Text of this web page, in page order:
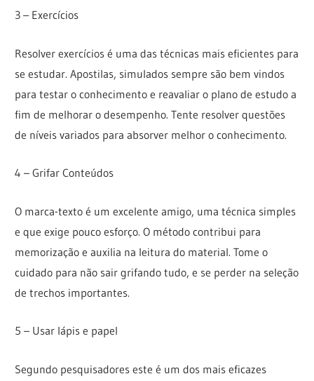
3 – Exercícios
Resolver exercícios é uma das técnicas mais eficientes para
se estudar. Apostilas, simulados sempre são bem vindos
para testar o conhecimento e reavaliar o plano de estudo a
fim de melhorar o desempenho. Tente resolver questões
de níveis variados para absorver melhor o conhecimento.
4 – Grifar Conteúdos
O marca-texto é um excelente amigo, uma técnica simples
e que exige pouco esforço. O método contribui para
memorização e auxilia na leitura do material. Tome o
cuidado para não sair grifando tudo, e se perder na seleção
de trechos importantes.
5 – Usar lápis e papel
Segundo pesquisadores este é um dos mais eficazes